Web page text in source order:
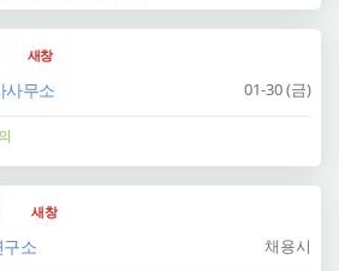
새창
사무소 01-30 (금)
새창
구소 채용시